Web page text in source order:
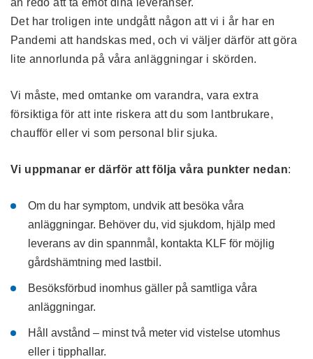
än redo att ta emot dina leveranser.
Det har troligen inte undgått någon att vi i år har en
Pandemi att handskas med, och vi väljer därför att göra
lite annorlunda på våra anläggningar i skörden.
Vi måste, med omtanke om varandra, vara extra
försiktiga för att inte riskera att du som lantbrukare,
chaufför eller vi som personal blir sjuka.
Vi uppmanar er därför att följa våra punkter nedan:
Om du har symptom, undvik att besöka våra
anläggningar. Behöver du, vid sjukdom, hjälp med
leverans av din spannmål, kontakta KLF för möjlig
gårdshämtning med lastbil.
Besöksförbud inomhus gäller på samtliga våra
anläggningar.
Håll avstånd – minst två meter vid vistelse utomhus
eller i tipphallar.